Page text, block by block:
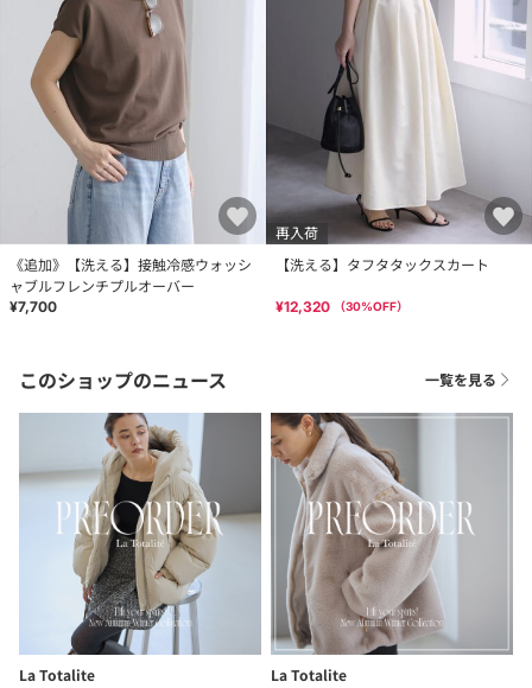
《追加》【洗える】接触冷感ウォッシ
ャブルフレンチプルオーバー
¥7,700
再入荷
【洗える】タフタタックスカート
¥12,320 （30%OFF）
このショップのニュース 一覧を見る
La Totalite
La Totalite